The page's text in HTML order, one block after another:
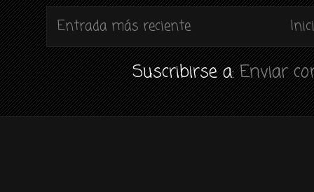
Entrada más reciente
Suscribirse a:Enviar